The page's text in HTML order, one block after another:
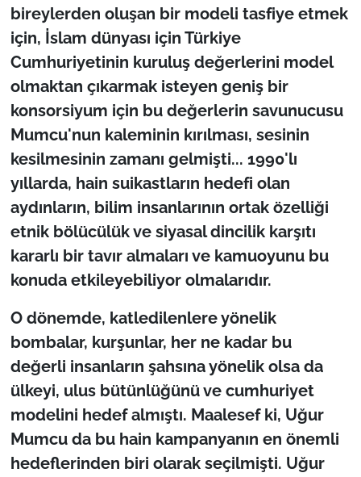
bireylerden oluşan bir modeli tasfiye etmek
için, İslam dünyası için Türkiye
Cumhuriyetinin kuruluş değerlerini model
olmaktan çıkarmak isteyen geniş bir
konsorsiyum için bu değerlerin savunucusu
Mumcu'nun kaleminin kırılması, sesinin
kesilmesinin zamanı gelmişti... 1990'lı
yıllarda, hain suikastların hedefi olan
aydınların, bilim insanlarının ortak özelliği
etnik bölücülük ve siyasal dincilik karşıtı
kararlı bir tavır almaları ve kamuoyunu bu
konuda etkileyebiliyor olmalarıdır.
O dönemde, katledilenlere yönelik
bombalar, kurşunlar, her ne kadar bu
değerli insanların şahsına yönelik olsa da
ülkeyi, ulus bütünlüğünü ve cumhuriyet
modelini hedef almıştı. Maalesef ki, Uğur
Mumcu da bu hain kampanyanın en önemli
hedeflerinden biri olarak seçilmişti. Uğur